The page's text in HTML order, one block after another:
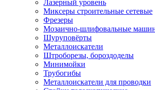
Лазерный уровень
Миксеры строительные сетевые
Фрезеры
Мозаично-шлифовальные
Шуруповёрты
Металлоискатели
Штроборезы, бороздоделы
Минимойки
Трубогибы
Металлоискатели для проводки